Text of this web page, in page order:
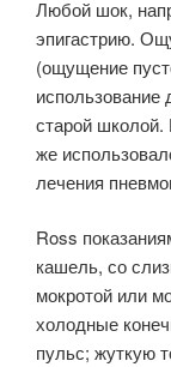
Любой шок,
эпигастрию.
(ощущение
использование
старой школой.
же
лечения
Ross
кашель, со
мокротой или
холодные
пульс; жуткую